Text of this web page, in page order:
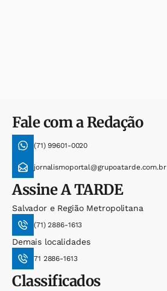
Fale com a Redação
(71) 99601-0020
jornalismoportal@grupoatarde.com.br
AssineA TARDE
Salvador e Região Metropolitana
(71) 2886-1613
Demais localidades
71 2886-1613
Classificados